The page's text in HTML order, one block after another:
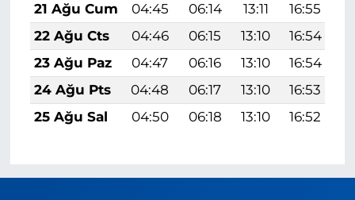
21 Ağu Cum
04:45 06:14 13:11 16:55
22 Ağu Cts
04:46 06:15 13:10 16:54
23 Ağu Paz
04:47 06:16 13:10 16:54
24 Ağu Pts
04:48 06:17 13:10 16:53
25 Ağu Sal
04:50 06:18 13:10 16:52